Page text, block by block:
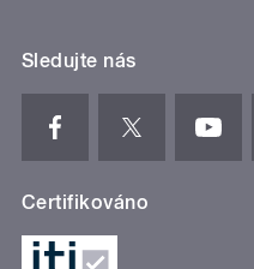
Sledujte nás
Certifikováno